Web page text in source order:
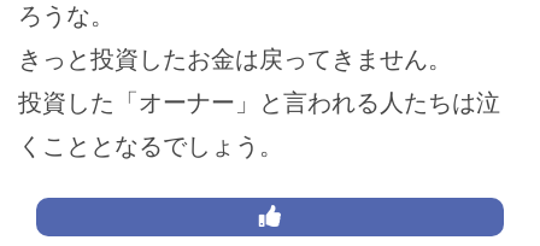
ろうな。
きっと投資したお金は戻ってきません。
投資した「オーナー」と言われる人たちは泣
くこととなるでしょう。